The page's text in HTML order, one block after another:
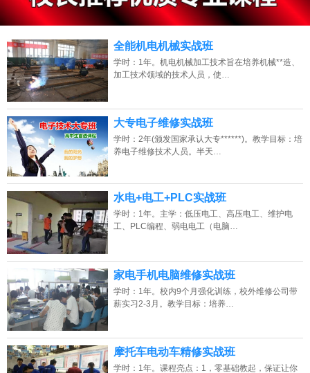
点击免费咨询电话：13807313137
全能机电机械实战班
学时：1年。机电机械加工技术旨在培养机械**造、
加工技术领域的技术人员，使…
大专电子维修实战班
学时：2年(颁发国家承认大专******)。教学目标：培
养电子维修技术人员。半天…
水电+电工+PLC实战班
学时：1年。主学：低压电工、高压电工、维护电
工、PLC编程、弱电电工（电脑…
家电手机电脑维修实战班
学时：1年。校内9个月强化训练，校外维修公司带
薪实习2-3月。教学目标：培养…
摩托车电动车精修实战班
学时：1年。课程亮点：1，零基础教起，保证让你